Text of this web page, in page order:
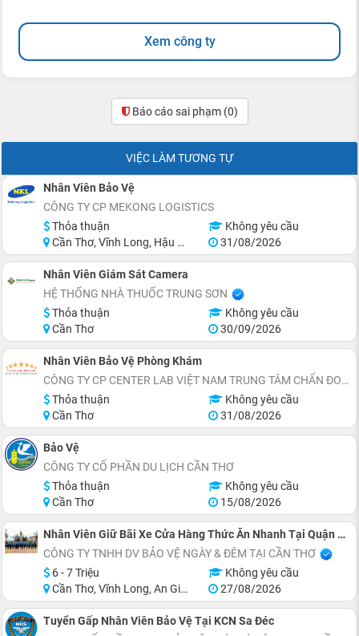
Xem công ty
Báo cáo sai phạm (0)
VIỆC LÀM TƯƠNG TỰ
Nhân Viên Bảo Vệ
CÔNG TY CP MEKONG LOGISTICS
Thỏa thuận
Không yêu cầu
Cần Thơ, Vĩnh Long, Hậu Giang
31/08/2026
Nhân Viên Giám Sát Camera
HỆ THỐNG NHÀ THUỐC TRUNG SƠN
Thỏa thuận
Không yêu cầu
Cần Thơ
30/09/2026
Nhân Viên Bảo Vệ Phòng Khám
CÔNG TY CP CENTER LAB VIỆT NAM TRUNG TÂM CHẨN ĐOÁN Y KHOA
Thỏa thuận
Không yêu cầu
Cần Thơ
31/08/2026
Bảo Vệ
CÔNG TY CỔ PHẦN DU LỊCH CẦN THƠ
Thỏa thuận
Không yêu cầu
Cần Thơ
15/08/2026
Nhân Viên Giữ Bãi Xe Cửa Hàng Thức Ăn Nhanh Tại Quận Ninh Kiều
CÔNG TY TNHH DV BẢO VỆ NGÀY & ĐÊM TẠI CẦN THƠ
6 - 7 Triệu
Không yêu cầu
Cần Thơ, Vĩnh Long, An Giang, Hậu Giang
27/08/2026
Tuyển Gấp Nhân Viên Bảo Vệ Tại KCN Sa Đéc